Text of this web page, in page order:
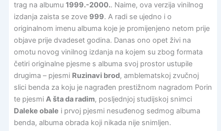
trag na albumu 1999.-2000.. Naime, ova verzija vinilnog
izdanja zaista se zove 999. A radi se ujedno i o
originalnom imenu albuma koje je promijenjeno netom prije
objave prije dvadeset godina. Danas ono opet živi na
omotu novog vinilnog izdanja na kojem su zbog formata
četiri originalne pjesme s albuma svoj prostor ustupile
drugima – pjesmi Ruzinavi brod, amblematskoj zvučnoj
slici benda za koju je nagrađen prestižnom nagradom Porin
te pjesmi A šta da radim, posljednjoj studijskoj snimci
Daleke obale i prvoj pjesmi nesuđenog sedmog albuma
benda, albuma obrada koji nikada nije snimljen.